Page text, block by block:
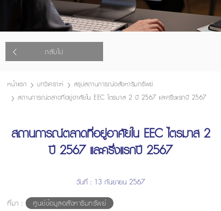
กลับไป
หน้าแรก บทวิเคราะห์
สรุปสถานการณ์อสังหาริมทรัพย์
สถานการณ์ตลาดที่อยู่อาศัยใน EEC ไตรมาส 2 ปี 2567 และครึ่งแรกปี 2567
สถานการณ์ตลาดที่อยู่อาศัยใน EEC ไตรมาส 2
ปี 2567 และครึ่งแรกปี 2567
วันที่ : 13 กันยายน 2567
ที่มา :
ศูนย์ข้อมูลอสังหาริมทรัพย์